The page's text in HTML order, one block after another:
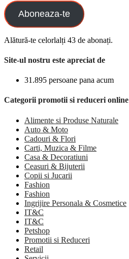
Aboneaza-te
Alătură-te celorlalți 43 de abonați.
Site-ul nostru este apreciat de
31.895 persoane pana acum
Categorii promotii si reduceri online
Alimente si Produse Naturale
Auto & Moto
Cadouri & Flori
Carti, Muzica & Filme
Casa & Decoratiuni
Ceasuri & Bijuterii
Copii si Jucarii
Fashion
Fashion
Ingrijire Personala & Cosmetice
IT&C
IT&C
Petshop
Promotii si Reduceri
Retail